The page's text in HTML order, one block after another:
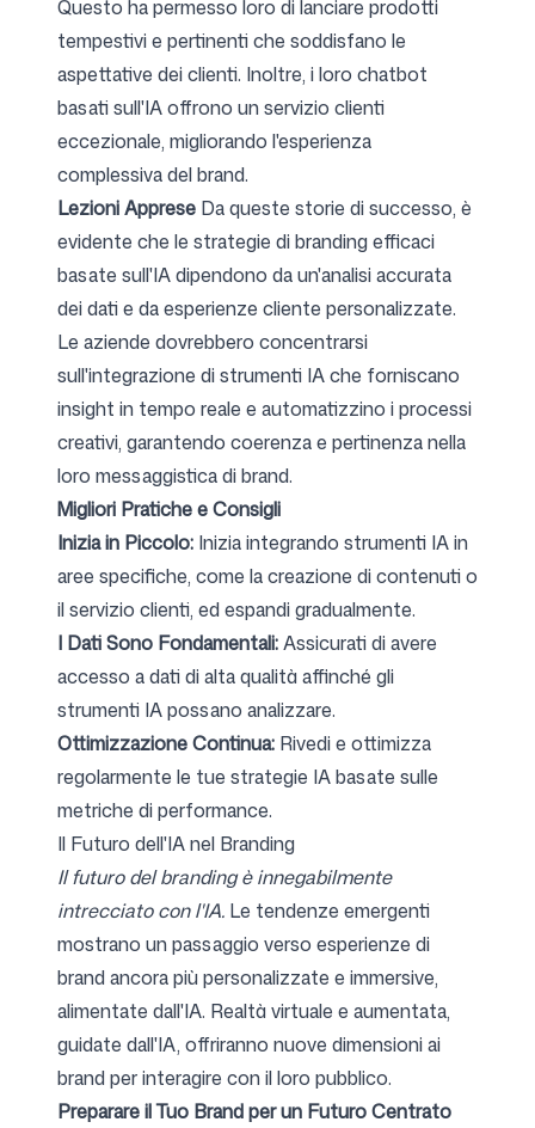
Questo ha permesso loro di lanciare prodotti
tempestivi e pertinenti che soddisfano le
aspettative dei clienti. Inoltre, i loro chatbot
basati sull'IA offrono un servizio clienti
eccezionale, migliorando l'esperienza
complessiva del brand.
Lezioni Apprese Da queste storie di successo, è
evidente che le strategie di branding efficaci
basate sull'IA dipendono da un'analisi accurata
dei dati e da esperienze cliente personalizzate.
Le aziende dovrebbero concentrarsi
sull'integrazione di strumenti IA che forniscano
insight in tempo reale e automatizzino i processi
creativi, garantendo coerenza e pertinenza nella
loro messaggistica di brand.
Migliori Pratiche e Consigli
Inizia in Piccolo: Inizia integrando strumenti IA in
aree specifiche, come la creazione di contenuti o
il servizio clienti, ed espandi gradualmente.
I Dati Sono Fondamentali:Assicurati di avere
accesso a dati di alta qualità affinché gli
strumenti IA possano analizzare.
Ottimizzazione Continua: Rivedi e ottimizza
regolarmente le tue strategie IA basate sulle
metriche di performance.
Il Futuro dell'IA nel Branding
Il futuro del branding è innegabilmente
intrecciato con l'IA. Le tendenze emergenti
mostrano un passaggio verso esperienze di
brand ancora più personalizzate e immersive,
alimentate dall'IA. Realtà virtuale e aumentata,
guidate dall'IA, offriranno nuove dimensioni ai
brand per interagire con il loro pubblico.
Preparare il Tuo Brand per un Futuro Centrato